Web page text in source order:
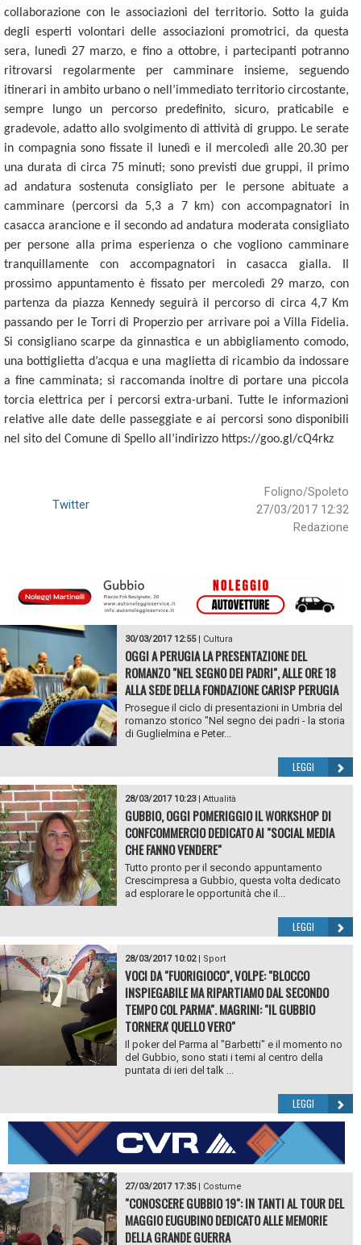
collaborazione con le associazioni del territorio. Sotto la guida
degli esperti volontari delle associazioni promotrici, da questa
sera,
lunedì 27 marzo, e fino a ottobre, i partecipanti potranno
ritrovarsi regolarmente per camminare insieme, seguendo
itinerari in ambito urbano o nell’immediato territorio circostante,
sempre lungo un percorso predefinito, sicuro, praticabile e
gradevole, adatto allo svolgimento di attività di gruppo. Le serate
in compagnia sono fissate il lunedì e il mercoledì alle 20.30 per
una durata di circa 75 minuti; sono previsti due gruppi, il primo
ad andatura sostenuta consigliato per le persone abituate a
camminare (percorsi da 5,3 a 7 km) con accompagnatori in
casacca arancione e il secondo ad andatura moderata consigliato
per persone alla prima esperienza o che vogliono camminare
tranquillamente con accompagnatori in casacca gialla. Il
prossimo appuntamento è fissato per mercoledì 29 marzo, con
partenza da piazza Kennedy seguirà il percorso di circa 4,7 Km
passando per le Torri di Properzio per arrivare poi a Villa Fidelia.
Si consigliano scarpe da ginnastica e un abbigliamento comodo,
una bottiglietta d’acqua e una maglietta di ricambio da indossare
a fine camminata; si raccomanda inoltre di portare una piccola
torcia elettrica per i percorsi extra-urbani. Tutte le informazioni
relative alle date delle passeggiate e ai percorsi sono disponibili
nel sito del Comune di Spello all’indirizzo https://goo.gl/cQ4rkz
Foligno/Spoleto
27/03/2017 12:32
Redazione
Twitter
30/03/2017 12:55| Cultura
OGGI A PERUGIA LA PRESENTAZIONE DEL
ROMANZO "NEL SEGNO DEI PADRI", ALLE ORE 18
ALLA SEDE DELLA FONDAZIONE CARISP PERUGIA
Prosegue il ciclo di presentazioni in Umbria del
romanzo storico "Nel segno dei padri - la storia
di Guglielmina e Peter...
LEGGI
28/03/2017 10:23| Attualità
GUBBIO, OGGI POMERIGGIO IL WORKSHOP DI
CONFCOMMERCIO DEDICATO AI "SOCIAL MEDIA
CHE FANNO VENDERE"
Tutto pronto per il secondo appuntamento
Crescimpresa a Gubbio, questa volta dedicato
ad esplorare le opportunità che il...
LEGGI
28/03/2017 10:02| Sport
VOCI DA "FUORIGIOCO", VOLPE: "BLOCCO
INSPIEGABILE MA RIPARTIAMO DAL SECONDO
TEMPO COL PARMA". MAGRINI: "IL GUBBIO
TORNERA' QUELLO VERO"
Il poker del Parma al "Barbetti" e il momento no
del Gubbio, sono stati i temi al centro della
puntata di ieri del talk ...
LEGGI
27/03/2017 17:35| Costume
"CONOSCERE GUBBIO 19": IN TANTI AL TOUR DEL
MAGGIO EUGUBINO DEDICATO ALLE MEMORIE
DELLA GRANDE GUERRA